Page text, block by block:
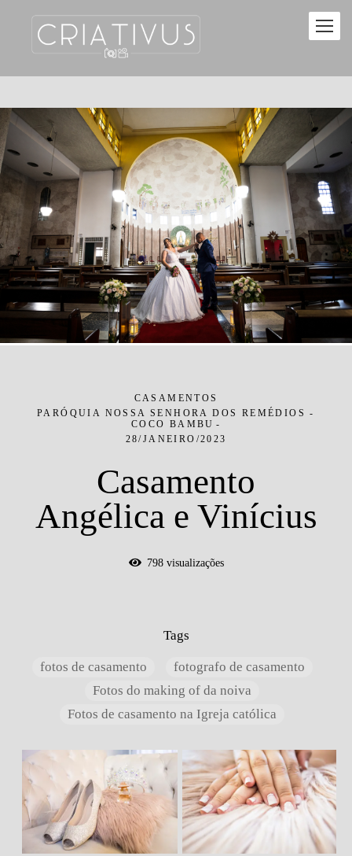
CASAMENTOS
PARÓQUIA NOSSA SENHORA DOS REMÉDIOS -
COCO BAMBU
28/JANEIRO/2023
Casamento
Angélica e Vinícius
798visualizações
Tags
fotos de casamento
fotografo de casamento
Fotos do making of da noiva
Fotos de casamento na Igreja católica